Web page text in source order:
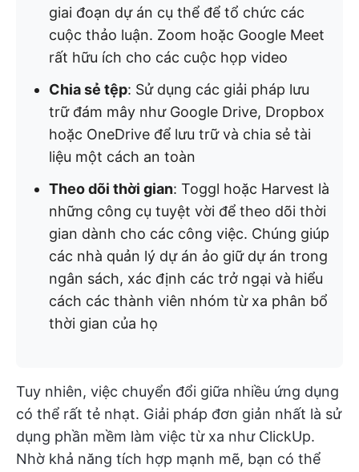
giai đoạn dự án cụ thể để tổ chức các
cuộc thảo luận. Zoom hoặc Google Meet
rất hữu ích cho các cuộc họp video
Chia sẻ tệp: Sử dụng các giải pháp lưu
trữ đám mây như Google Drive, Dropbox
hoặc OneDrive để lưu trữ và chia sẻ tài
liệu một cách an toàn
Theo dõi thời gian: Toggl hoặc Harvest là
những công cụ tuyệt vời để theo dõi thời
gian dành cho các công việc. Chúng giúp
các nhà quản lý dự án ảo giữ dự án trong
ngân sách, xác định các trở ngại và hiểu
cách các thành viên nhóm từ xa phân bổ
thời gian của họ
Tuy nhiên, việc chuyển đổi giữa nhiều ứng dụng
có thể rất tẻ nhạt. Giải pháp đơn giản nhất là sử
dụng phần mềm làm việc từ xa như ClickUp.
Nhờ khả năng tích hợp mạnh mẽ, bạn có thể